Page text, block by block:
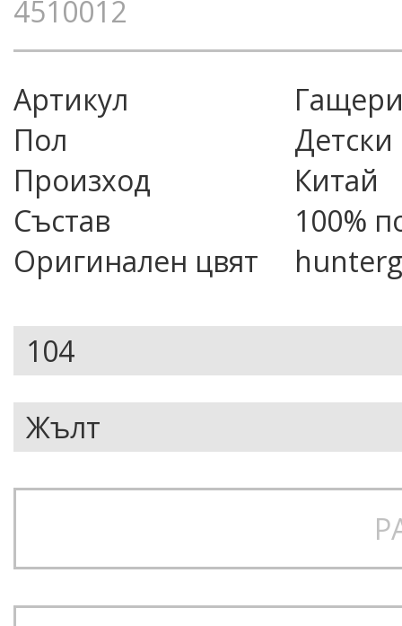
4510012
Артикул
Пол
Детски
Произход
Китай
Състав
100%
Оригинален цвят